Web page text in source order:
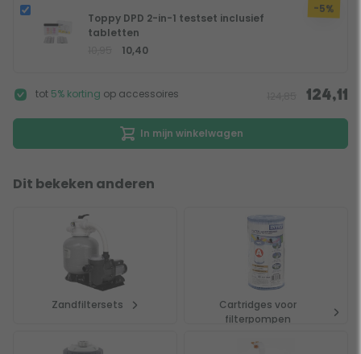
-5%
Toppy DPD 2-in-1 testset inclusief
tabletten
10,40
tot 5% korting op accessoires 124,11
In mijn winkelwagen
Dit bekeken anderen
Zandfiltersets
Cartridges voor
filterpompen